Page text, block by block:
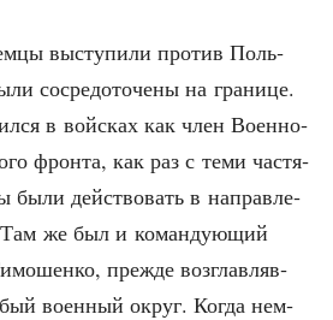
высту­пи­ли про­тив Поль­
сосре­до­то­че­ны на гра­ни­це.
в вой­сках как член Воен­но­
фрон­та, как раз с теми частя­
были дей­ство­вать в направ­ле­
же был и коман­ду­ю­щий
преж­де воз­глав­ляв­
воен­ный округ. Когда нем­